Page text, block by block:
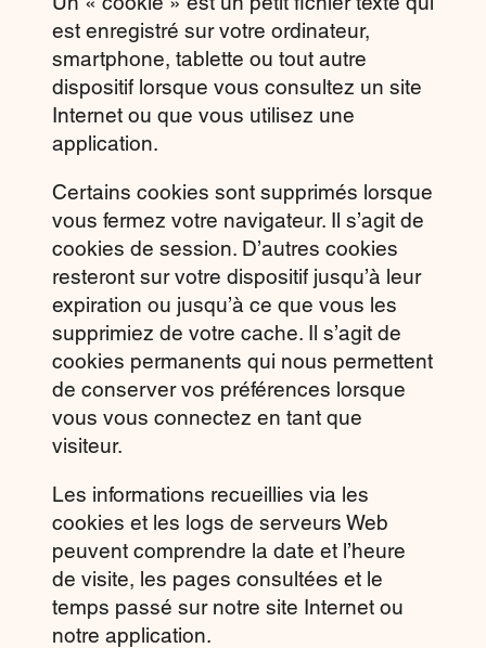
est enregistré sur votre ordinateur,
smartphone, tablette ou tout autre
dispositif lorsque vous consultez un site
Internet ou que vous utilisez une
application.
Certains cookies sont supprimés lorsque
vous fermez votre navigateur. Il s’agit de
cookies de session. D’autres cookies
resteront sur votre dispositif jusqu’à leur
expiration ou jusqu’à ce que vous les
supprimiez de votre cache. Il s’agit de
cookies permanents qui nous permettent
de conserver vos préférences lorsque
vous vous connectez en tant que
visiteur.
Les informations recueillies via les
cookies et les logs de serveurs Web
peuvent comprendre la date et l’heure
de visite, les pages consultées et le
temps passé sur notre site Internet ou
notre application.